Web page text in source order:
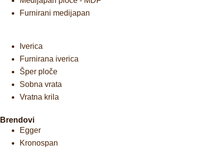
Furnirani medijapan
Iverica
Furnirana iverica
Šper ploče
Sobna vrata
Vratna krila
Brendovi
Egger
Kronospan